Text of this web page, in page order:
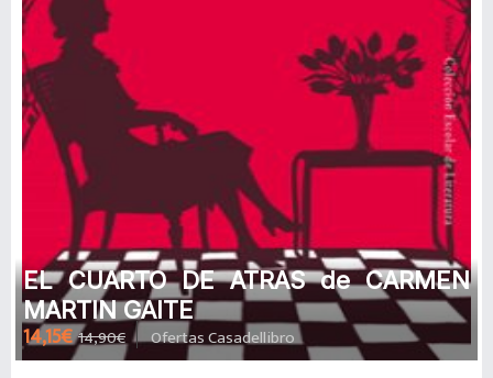
EL CUARTO DE ATRAS de CARMEN
MARTIN GAITE
14,15€ 14,90€ Ofertas Casadellibro